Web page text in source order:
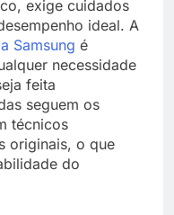
exige cuidados
ideal. A
Samsung é
necessidade
feita
seguem os
técnicos
originais, o que
do